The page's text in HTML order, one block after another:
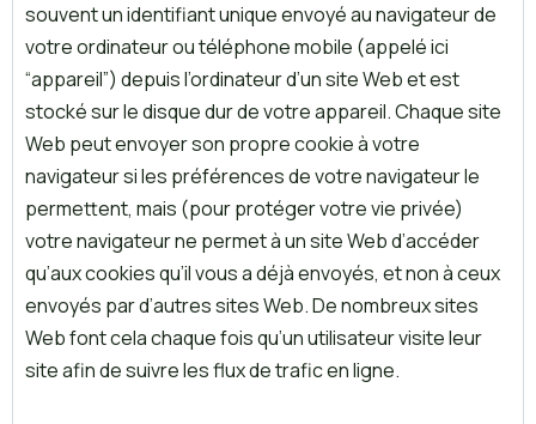
souvent un identifiant unique envoyé au navigateur de
votre ordinateur ou téléphone mobile (appelé ici
“appareil”) depuis l’ordinateur d’un site Web et est
stocké sur le disque dur de votre appareil. Chaque site
Web peut envoyer son propre cookie à votre
navigateur si les préférences de votre navigateur le
permettent, mais (pour protéger votre vie privée)
votre navigateur ne permet à un site Web d’accéder
qu’aux cookies qu’il vous a déjà envoyés, et non à ceux
envoyés par d’autres sites Web. De nombreux sites
Web font cela chaque fois qu’un utilisateur visite leur
site afin de suivre les flux de trafic en ligne.